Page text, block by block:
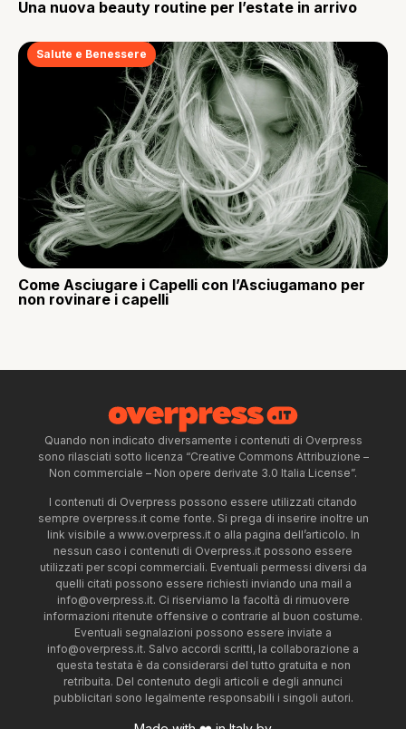
Una nuova beauty routine per l’estate in arrivo
Salute e Benessere
Come Asciugare i Capelli con l’Asciugamano per
non rovinare i capelli
Quando non indicato diversamente i contenuti di Overpress
sono rilasciati sotto licenza “Creative Commons Attribuzione –
Non commerciale – Non opere derivate 3.0 Italia License”.
I contenuti di Overpress possono essere utilizzati citando
sempre overpress.it come fonte. Si prega di inserire inoltre un
link visibile a www.overpress.it o alla pagina dell’articolo. In
nessun caso i contenuti di Overpress.it possono essere
utilizzati per scopi commerciali. Eventuali permessi diversi da
quelli citati possono essere richiesti inviando una mail a
info@overpress.it. Ci riserviamo la facoltà di rimuovere
informazioni ritenute offensive o contrarie al buon costume.
Eventuali segnalazioni possono essere inviate a
info@overpress.it. Salvo accordi scritti, la collaborazione a
questa testata è da considerarsi del tutto gratuita e non
retribuita. Del contenuto degli articoli e degli annunci
pubblicitari sono legalmente responsabili i singoli autori.